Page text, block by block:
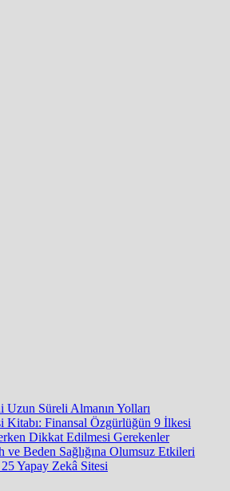
Uzun Süreli Almanın Yolları
Kitabı: Finansal Özgürlüğün 9 İlkesi
Dikkat Edilmesi Gerekenler
ve Beden Sağlığına Olumsuz Etkileri
Yapay Zekâ Sitesi